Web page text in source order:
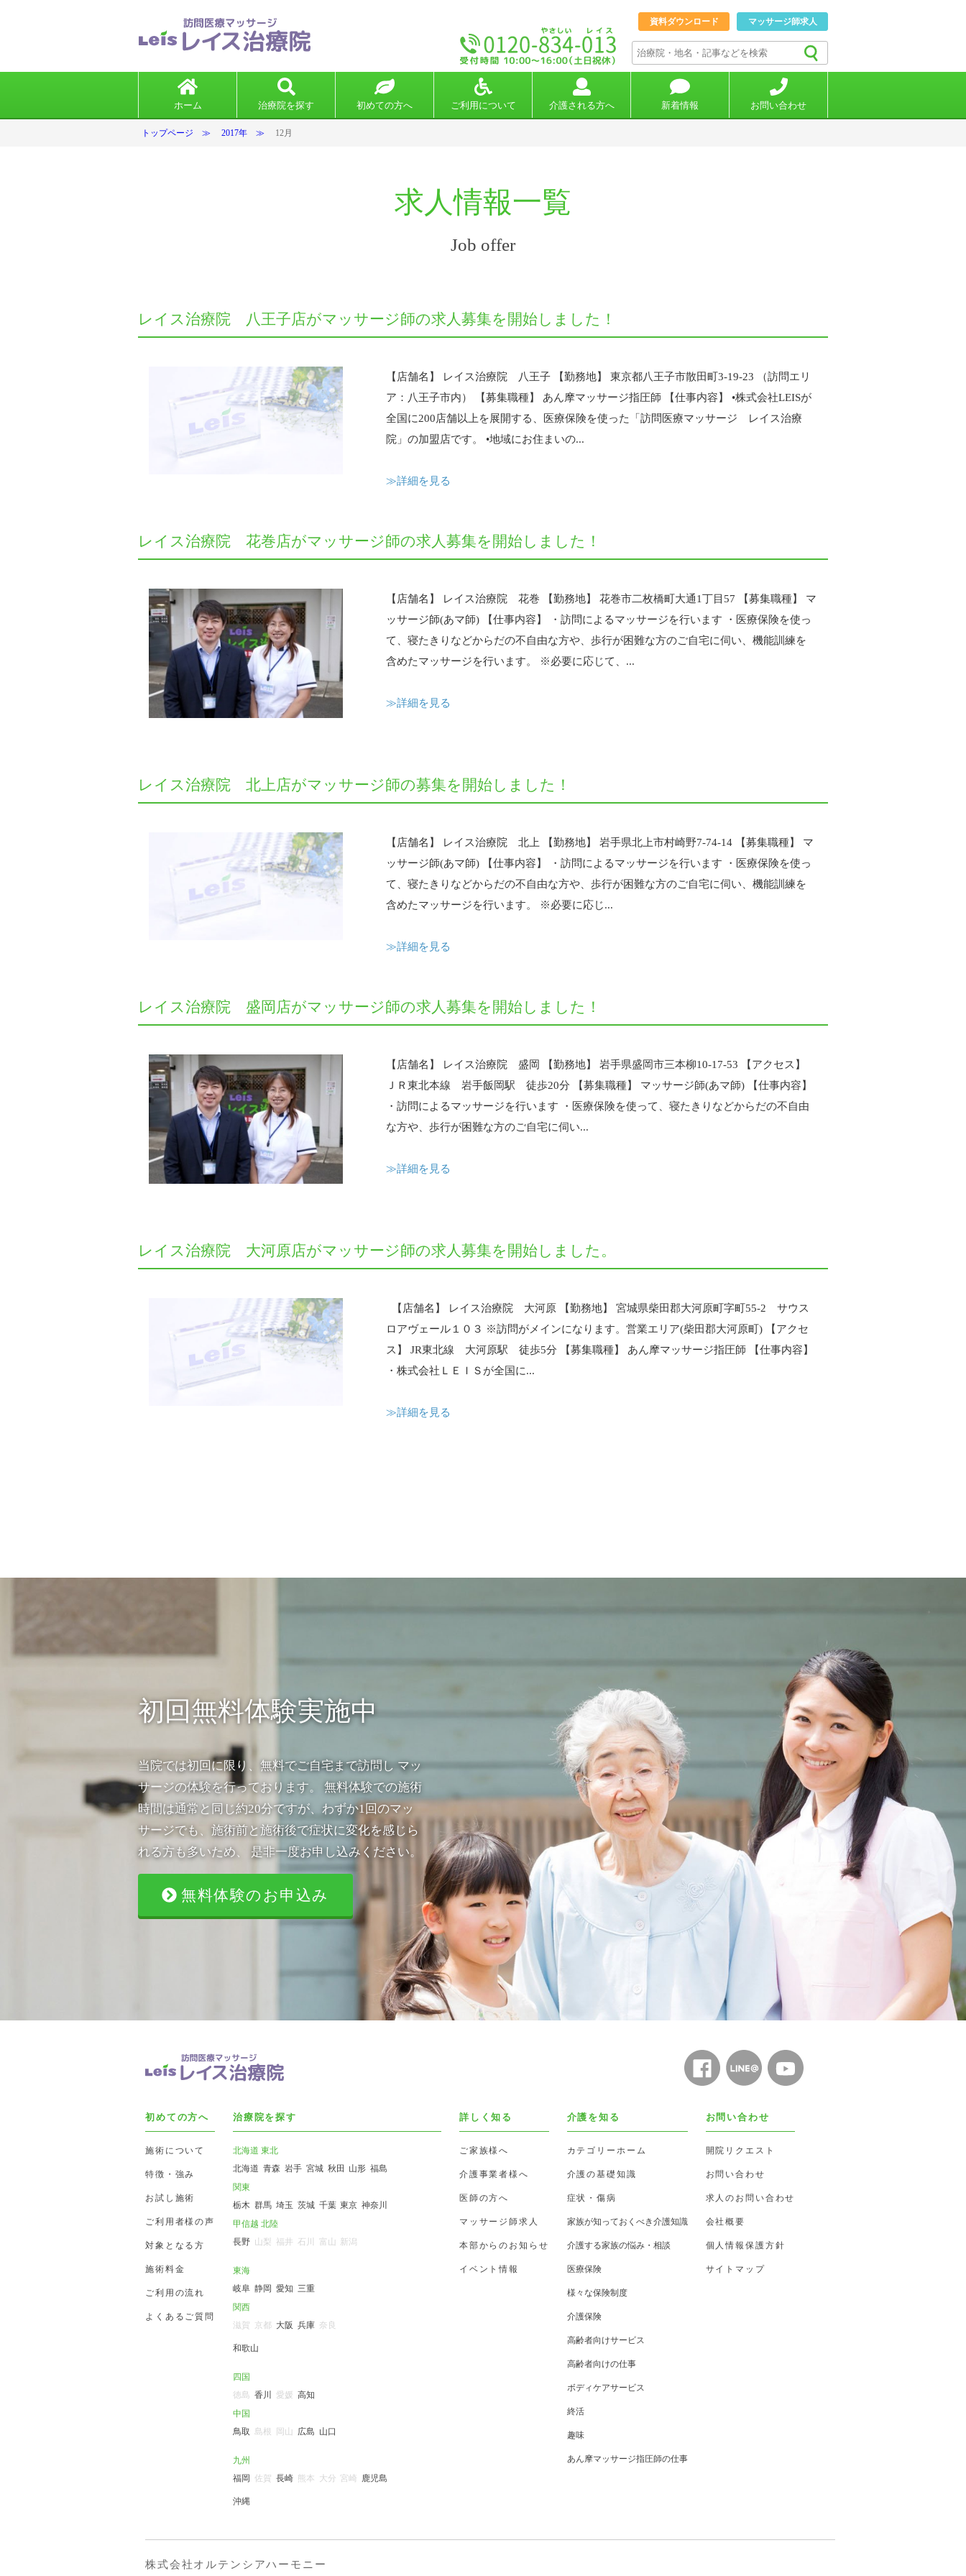
資料ダウンロード マッサージ師求人
ホーム 治療院を探す 初めての方へ ご利用について 介護される方へ 新着情報 お問い合わせ
トップページ 2017年 12月
求人情報一覧
Job offer
レイス治療院 八王子店がマッサージ師の求人募集を開始しました！
【店舗名】 レイス治療院 八王子 【勤務地】 東京都八王子市散田町3-19-23 （訪問エリ
ア：八王子市内） 【募集職種】 あん摩マッサージ指圧師 【仕事内容】 •株式会社LEISが
全国に200店舗以上を展開する、医療保険を使った「訪問医療マッサージ レイス治療
院」の加盟店です。 •地域にお住まいの...
≫詳細を見る
レイス治療院 花巻店がマッサージ師の求人募集を開始しました！
【店舗名】 レイス治療院 花巻 【勤務地】 花巻市二枚橋町大通1丁目57 【募集職種】 マ
ッサージ師(あマ師) 【仕事内容】 ・訪問によるマッサージを行います ・医療保険を使っ
て、寝たきりなどからだの不自由な方や、歩行が困難な方のご自宅に伺い、機能訓練を
含めたマッサージを行います。 ※必要に応じて、...
≫詳細を見る
レイス治療院 北上店がマッサージ師の募集を開始しました！
【店舗名】 レイス治療院 北上 【勤務地】 岩手県北上市村崎野7-74-14 【募集職種】 マ
ッサージ師(あマ師) 【仕事内容】 ・訪問によるマッサージを行います ・医療保険を使っ
て、寝たきりなどからだの不自由な方や、歩行が困難な方のご自宅に伺い、機能訓練を
含めたマッサージを行います。 ※必要に応じ...
≫詳細を見る
レイス治療院 盛岡店がマッサージ師の求人募集を開始しました！
【店舗名】 レイス治療院 盛岡 【勤務地】 岩手県盛岡市三本柳10-17-53 【アクセス】
ＪＲ東北本線 岩手飯岡駅 徒歩20分 【募集職種】 マッサージ師(あマ師) 【仕事内容】
・訪問によるマッサージを行います ・医療保険を使って、寝たきりなどからだの不自由
な方や、歩行が困難な方のご自宅に伺い...
≫詳細を見る
レイス治療院 大河原店がマッサージ師の求人募集を開始しました。
【店舗名】 レイス治療院 大河原 【勤務地】 宮城県柴田郡大河原町字町55-2 サウス
ロアヴェール１０３ ※訪問がメインになります。営業エリア(柴田郡大河原町) 【アクセ
ス】 JR東北線 大河原駅 徒歩5分 【募集職種】 あん摩マッサージ指圧師 【仕事内容】
・株式会社ＬＥＩＳが全国に...
≫詳細を見る
初回無料体験実施中
当院では初回に限り、無料でご自宅まで訪問し マッ
サージの体験を行っております。 無料体験での施術
時間は通常と同じ約20分ですが、わずか1回のマッ
サージでも、施術前と施術後で症状に変化を感じら
れる方も多いため、 是非一度お申し込みください。
無料体験のお申込み
初めての方へ
施術について
特徴・強み
お試し施術
ご利用者様の声
対象となる方
施術料金
ご利用の流れ
よくあるご質問
治療院を探す
北海道 東北
北海道 青森 岩手 宮城 秋田 山形 福島
関東
栃木 群馬 埼玉 茨城 千葉 東京 神奈川
甲信越 北陸
長野 山梨 福井 石川 富山 新潟
東海
岐阜 静岡 愛知 三重
関西
滋賀
京都 大阪 兵庫 奈良
和歌山
四国
徳島 香川 愛媛 高知
中国
鳥取 島根 岡山 広島 山口
九州
福岡 佐賀 長崎 熊本 大分 宮崎 鹿児島
沖縄
詳しく知る
ご家族様へ
介護事業者様へ
医師の方へ
マッサージ師求人
本部からのお知らせ
イベント情報
介護を知る
カテゴリーホーム
介護の基礎知識
症状・傷病
家族が知っておくべき介護知識
介護する家族の悩み・相談
医療保険
様々な保険制度
介護保険
高齢者向けサービス
高齢者向けの仕事
ボディケアサービス
終活
趣味
あん摩マッサージ指圧師の仕事
お問い合わせ
開院リクエスト
お問い合わせ
求人のお問い合わせ
会社概要
個人情報保護方針
サイトマップ
株式会社オルテンシアハーモニー